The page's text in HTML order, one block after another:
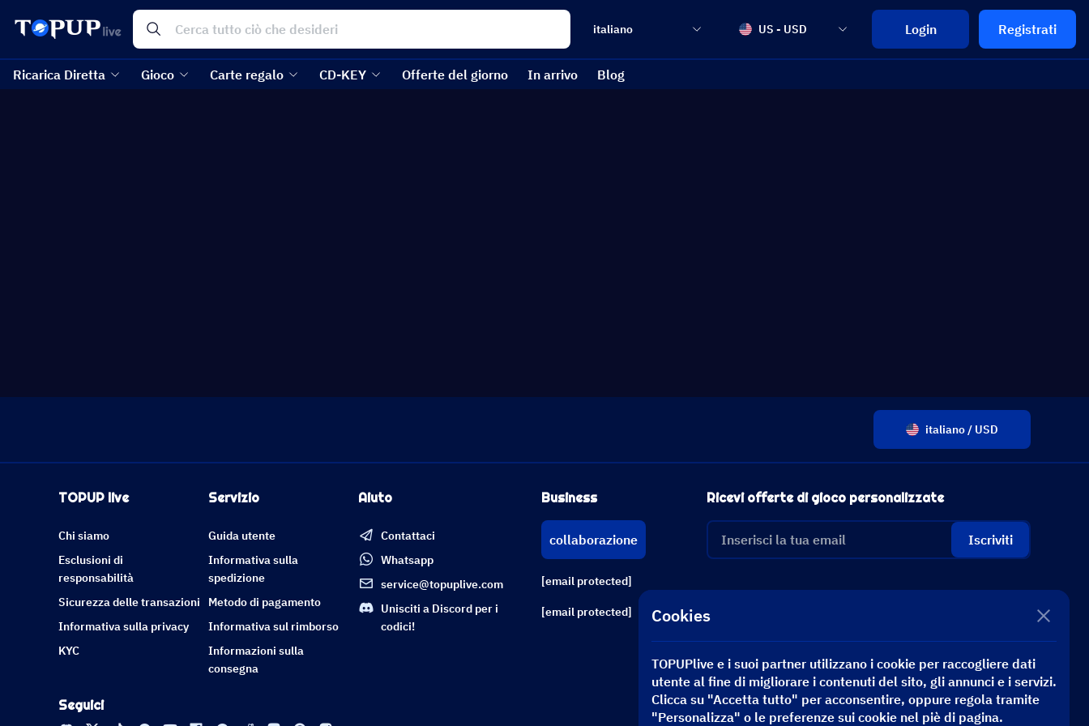
italiano US - USD Login Registrati
Ricarica Diretta Gioco Carte regalo CD-KEY Offerte del giorno In arrivo Blog
italiano / USD
TOPUP live
Chi siamo
Esclusioni di
responsabilità
Sicurezza delle transazioni
Informativa sulla privacy
KYC
Servizio
Guida utente
Informativa sulla
spedizione
Metodo di pagamento
Informativa sul rimborso
Informazioni sulla
consegna
Aiuto
Contattaci
Whatsapp
service@topuplive.com
Unisciti a Discord per i
codici!
Business
collaborazione
[email protected]
[email protected]
Ricevi offerte di gioco personalizzate
Iscriviti
Seguici
Cookies
TOPUPlive e i suoi partner utilizzano i cookie per raccogliere dati
utente al fine di migliorare i contenuti del sito, gli annunci e i servizi.
Clicca su "Accetta tutto" per acconsentire, oppure regola tramite
"Personalizza" o le preferenze sui cookie nel piè di pagina.